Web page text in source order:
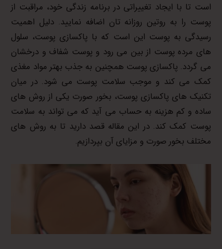
است تا با ایجاد تغییراتی در برنامه زندگی خود، مراقبت از
پوست را به روتین روزانه تان اضافه نمایید. دلیل اهمیت
رسیدگی به پوست این است که با پاکسازی پوست، سلول
های مرده پوست از بین می رود و پوست شفاف و درخشان
می گردد. پاکسازی پوست همچنین به جذب بهتر مواد مغذی
کمک می کند و موجب سلامت پوست می شود. در میان
تکنیک های پاکسازی پوست، بخور صورت یکی از روش های
ساده و کم هزینه به حساب می آید که می تواند به سلامت
پوست کمک کند. در این مقاله قصد دارید تا به روش های
مختلف بخور صورت و مزایای آن بپردازیم.